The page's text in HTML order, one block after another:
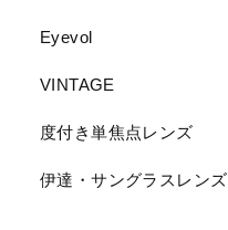
Eyevol
VINTAGE
度付き単焦点レンズ
伊達・サングラスレンズ